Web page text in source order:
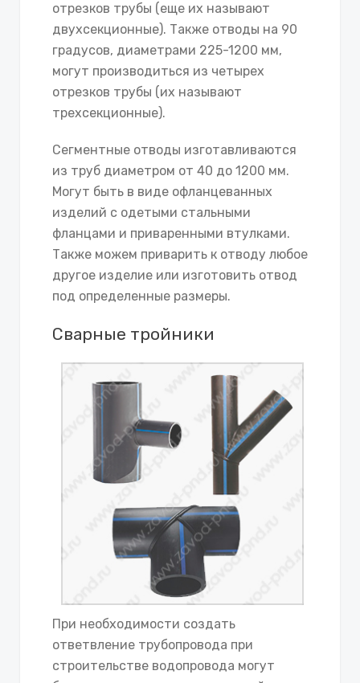
отрезков трубы (еще их называют
двухсекционные). Также отводы на 90
градусов, диаметрами 225-1200 мм,
могут производиться из четырех
отрезков трубы (их называют
трехсекционные).
Сегментные отводы изготавливаются
из труб диаметром от 40 до 1200 мм.
Могут быть в виде офланцеванных
изделий с одетыми стальными
фланцами и приваренными втулками.
Также можем приварить к отводу любое
другое изделие или изготовить отвод
под определенные размеры.
Сварные тройники
При необходимости создать
ответвление трубопровода при
строительстве водопровода могут